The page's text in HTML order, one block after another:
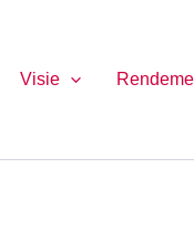
Visie